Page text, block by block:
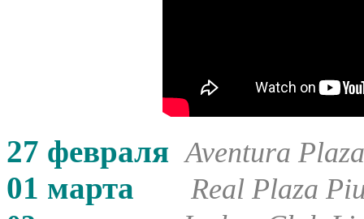
27 февраля Aventura
01 марта
Real Plaza